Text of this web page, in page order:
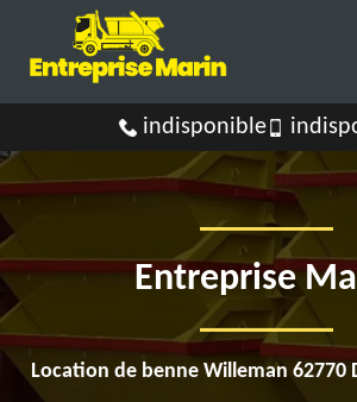
indisponible
Entreprise
Location de benne Willeman 62770